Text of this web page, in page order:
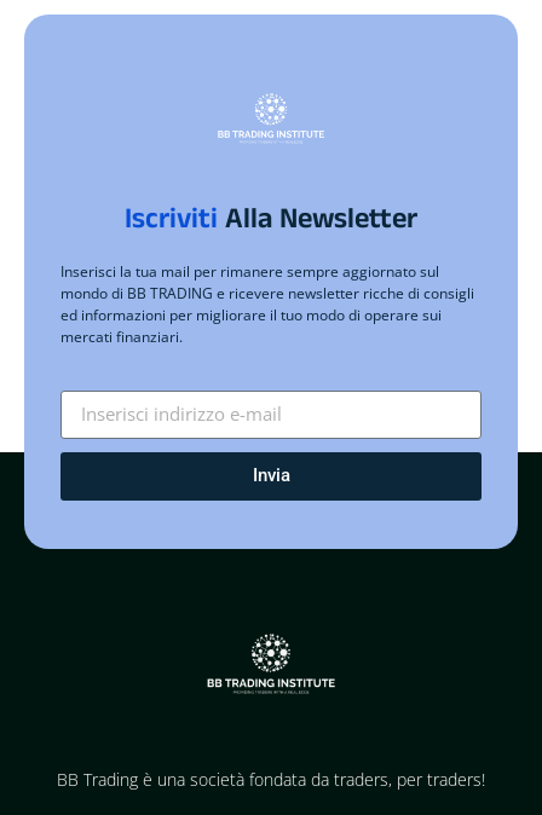
IscrivitiAlla Newsletter
Inserisci la tua mail per rimanere sempre aggiornato sul
mondo di BB TRADING e ricevere newsletter ricche di consigli
ed informazioni per migliorare il tuo modo di operare sui
mercati finanziari.
Invia
BB Trading è una società fondata da traders, per traders!